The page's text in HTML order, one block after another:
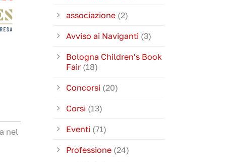
nel
associazione (2)
Avviso ai Naviganti (3)
Bologna Children's Book
Fair (18)
Concorsi (20)
Corsi (13)
Eventi (71)
Professione (24)